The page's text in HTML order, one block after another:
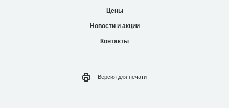
Цены
Новости и акции
Контакты
Версия для печати